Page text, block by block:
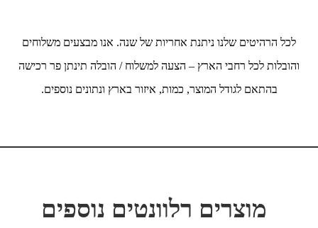
לכל הרהיטים שלנו ניתנת אחריות של שנה. אנו מבצעים משלוחים
והובלות לכל רחבי הארץ – הצעה למשלוח / הובלה תינתן פר רכישה
בהתאם לגודל המוצר, כמות, איזור בארץ ונתונים נוספים.
מוצרים רלוונטים נוספים